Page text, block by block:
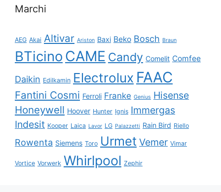
Marchi
AEG Akai Altivar Ariston Baxi Beko Bosch Braun
BTicino CAME Candy Comelit Comfee
Daikin Edilkamin Electrolux FAAC
Fantini Cosmi Ferroli Franke Genius Hisense
Honeywell Hoover Hunter Ignis Immergas
Indesit Kooper Laica Lavor LG Palazzetti Rain Bird Riello
Rowenta Siemens Toro Urmet Vemer Vimar
Vortice Vorwerk Whirlpool Zephir